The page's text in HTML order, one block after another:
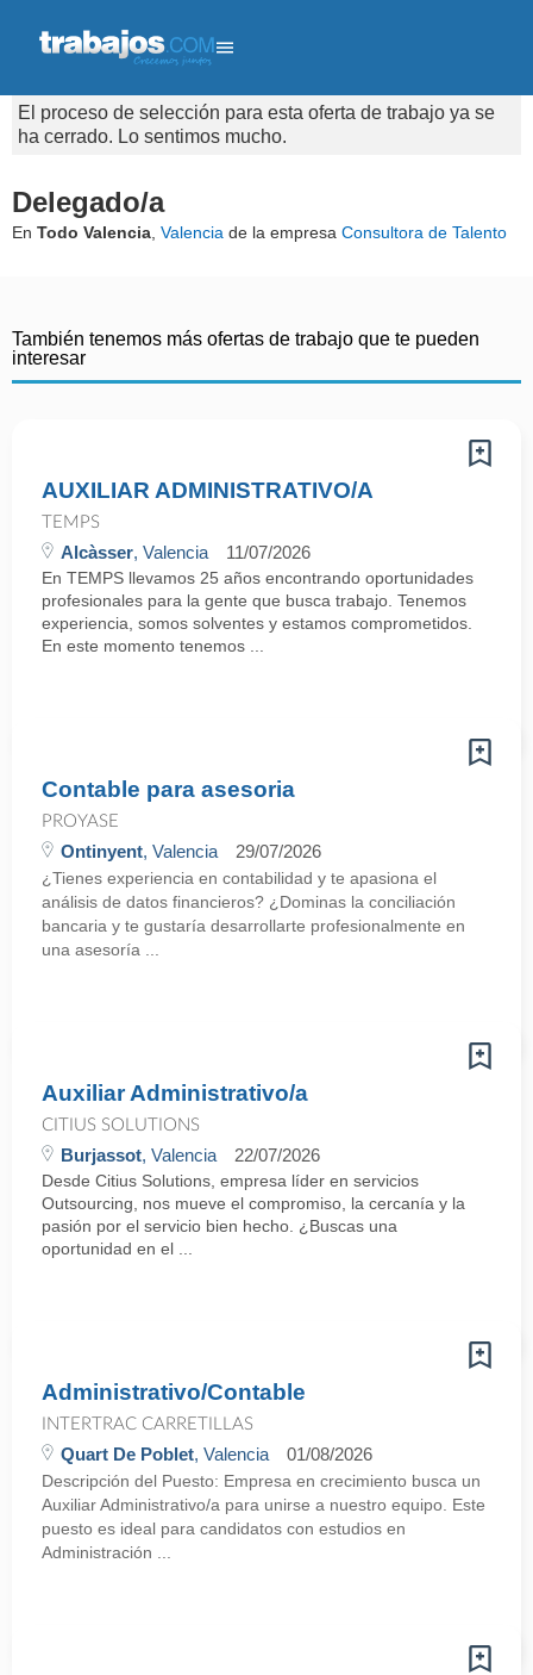
El proceso de selección para esta oferta de trabajo ya se
ha cerrado. Lo sentimos mucho.
Delegado/a
En Todo Valencia Valencia de la empresa Consultora de Talento
También tenemos más ofertas de trabajo que te pueden
interesar
AUXILIAR ADMINISTRATIVO/A
TEMPS
Alcàsser, Valencia 11/07/2026
En TEMPS llevamos 25 años encontrando oportunidades
profesionales para la gente que busca trabajo. Tenemos
experiencia, somos solventes y estamos comprometidos.
En este momento tenemos ...
Contable para asesoria
PROYASE
Ontinyent, Valencia 29/07/2026
¿Tienes experiencia en contabilidad y te apasiona el
análisis de datos financieros? ¿Dominas la conciliación
bancaria y te gustaría desarrollarte profesionalmente en
una asesoría ...
Auxiliar Administrativo/a
CITIUS SOLUTIONS
Burjassot, Valencia 22/07/2026
Desde Citius Solutions, empresa líder en servicios
Outsourcing, nos mueve el compromiso, la cercanía y la
pasión por el servicio bien hecho. ¿Buscas una
oportunidad en el ...
Administrativo/Contable
INTERTRAC CARRETILLAS
Quart De Poblet, Valencia 01/08/2026
Descripción del Puesto: Empresa en crecimiento busca un
Auxiliar Administrativo/a para unirse a nuestro equipo. Este
puesto es ideal para candidatos con estudios en
Administración ...